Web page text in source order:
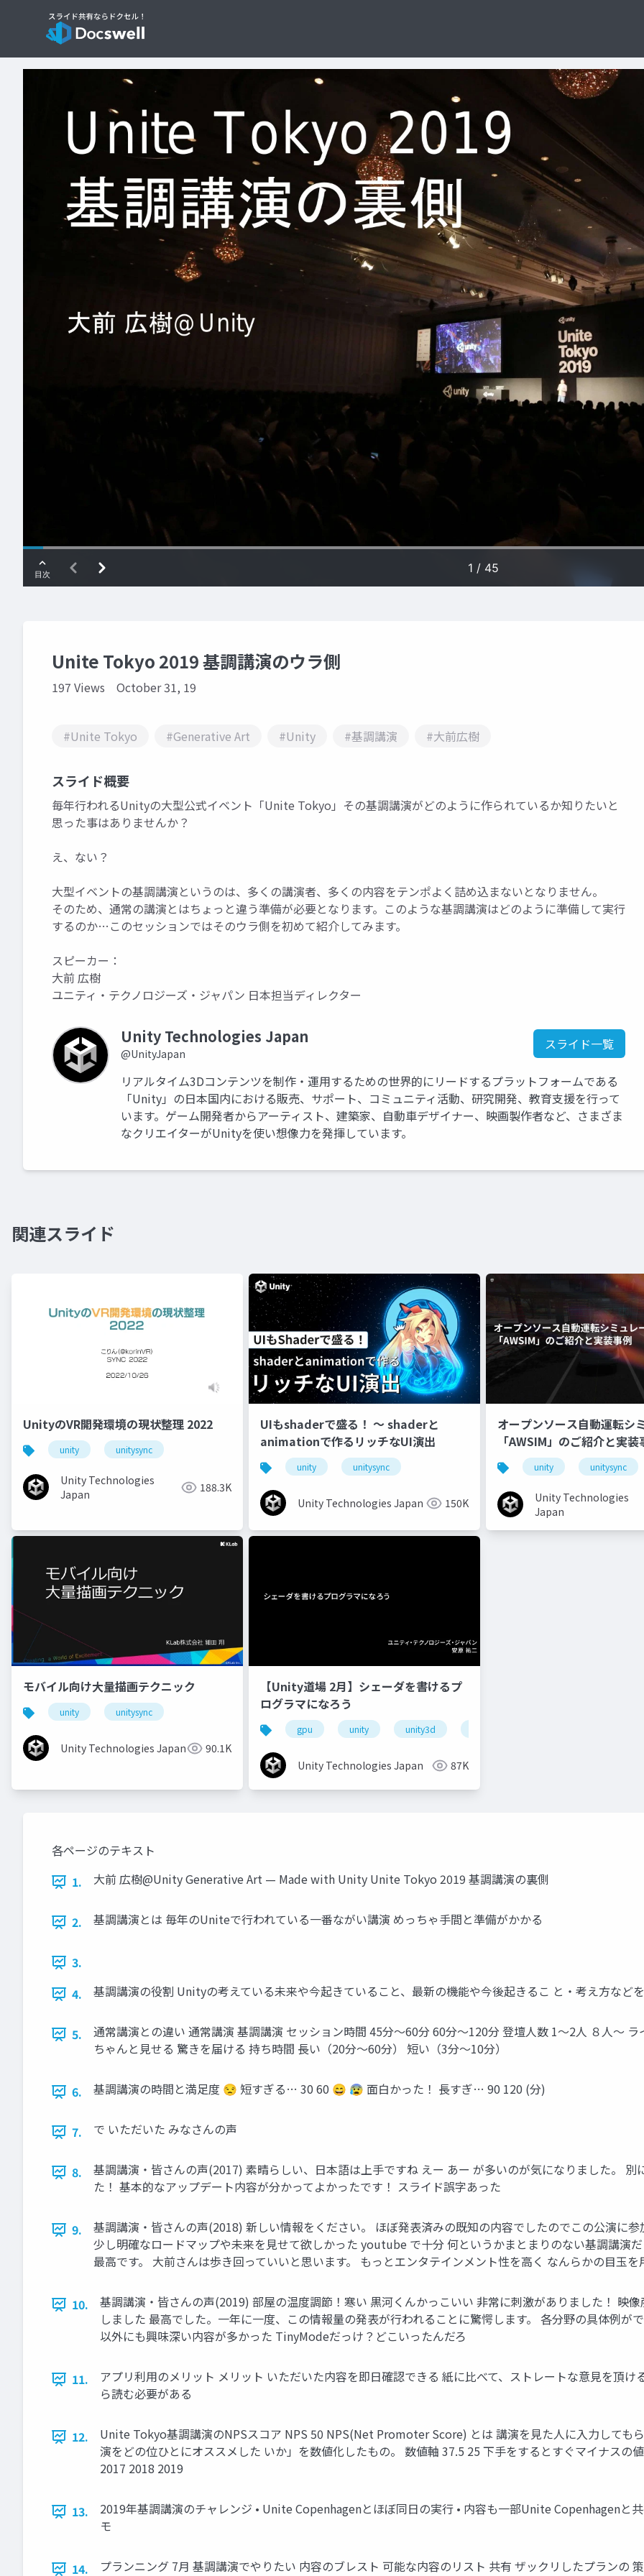
Unite Tokyo 2019 基調講演のウラ側
197 Views October 31, 19
#Unite Tokyo #Generative Art #Unity #基調講演 #大前広樹
スライド概要
毎年行われるUnityの大型公式イベント「Unite Tokyo」その基調講演がどのように作られているか知りたいと
思った事はありませんか？
え、ない？
大型イベントの基調講演というのは、多くの講演者、多くの内容をテンポよく詰め込まないとなりません。
そのため、通常の講演とはちょっと違う準備が必要となります。このような基調講演はどのように準備して実行
するのか…このセッションではそのウラ側を初めて紹介してみます。
スピーカー：
大前 広樹
ユニティ・テクノロジーズ・ジャパン 日本担当ディレクター
Unity Technologies Japan
@UnityJapan
スライド一覧
リアルタイム3Dコンテンツを制作・運用するための世界的にリードするプラットフォームである
「Unity」の日本国内における販売、サポート、コミュニティ活動、研究開発、教育支援を行って
います。ゲーム開発者からアーティスト、建築家、自動車デザイナー、映画製作者など、さまざま
なクリエイターがUnityを使い想像力を発揮しています。
関連スライド
UnityのVR開発環境の現状整理 2022
unity unitysync
Unity Technologies
Japan
188.3K
UIもshaderで盛る！ 〜 shaderと
animationで作るリッチなUI演出
unity unitysync
Unity Technologies Japan 150K
オープンソース自動運転シ
「AWSIM」のご紹介と実装
unity unitysync
Unity Technologies
Japan
モバイル向け大量描画テクニック
unity unitysync
Unity Technologies Japan 90.1K
【Unity道場 2月】シェーダを書けるプ
ログラマになろう
gpu unity unity3d
Unity Technologies Japan 87K
各ページのテキスト
1.
大前 広樹@Unity Generative Art — Made with Unity Unite Tokyo 2019 基調講演の裏側
2. 基調講演とは 毎年のUniteで行われている一番ながい講演 めっちゃ手間と準備がかかる
3.
4.
基調講演の役割 Unityの考えている未来や今起きていること、最新の機能や今後起きるこ と・考え方など
5.
通常講演との違い 通常講演 基調講演 セッション時間 45分〜60分 60分〜120分 登壇人数 1〜2人 ８人〜
ちゃんと見せる 驚きを届ける 持ち時間 長い（20分〜60分） 短い（3分〜10分）
6. 基調講演の時間と満足度 😒 短すぎる… 30 60 😄 😰 面白かった！ 長すぎ… 90 120 (分)
7. で いただいた みなさんの声
8.
基調講演・皆さんの声(2017) 素晴らしい、日本語は上手ですね えー あー が多いのが気になりました。
た！ 基本的なアップデート内容が分かってよかったです！ スライド誤字あった
9.
基調講演・皆さんの声(2018) 新しい情報をください。 ほぼ発表済みの既知の内容でしたのでこの公演に
少し明確なロードマップや未来を見せて欲しかった youtube で十分 何というかまとまりのない基調講演
最高です。 大前さんは歩き回っていいと思います。 もっとエンタテインメント性を高く なんらかの目玉を
10.
基調講演・皆さんの声(2019) 部屋の温度調節！寒い 黒河くんかっこいい 非常に刺激がありました！ 映
しました 最高でした。一年に一度、この情報量の発表が行われることに驚愕します。 各分野の具体例が
以外にも興味深い内容が多かった TinyModeだっけ？どこいったんだろ
11.
アプリ利用のメリット メリット いただいた内容を即日確認できる 紙に比べて、ストレートな意見を頂
ら読む必要がある
12.
Unite Tokyo基調講演のNPSスコア NPS 50 NPS(Net Promoter Score) とは 講演を見た人に入力しても
演をどの位ひとにオススメした いか」を数値化したもの。 数値軸 37.5 25 下手をするとすぐマイナスの
2017 2018 2019
13.
2019年基調講演のチャレンジ • Unite Copenhagenとほぼ同日の実行 • 内容も一部Unite Copenhagenと
モ
14.
プランニング 7月 基調講演でやりたい 内容のブレスト 可能な内容のリスト 共有 ザックリしたプランの